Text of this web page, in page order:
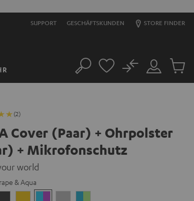
SUPPORT GESCHÄFTSKUNDEN STORE FINDER
Suche
Mein
Konto
No
Artikel
(2)
Cover (Paar) + Ohrpolster
+ Mikrofonschutz
world
& Aqua